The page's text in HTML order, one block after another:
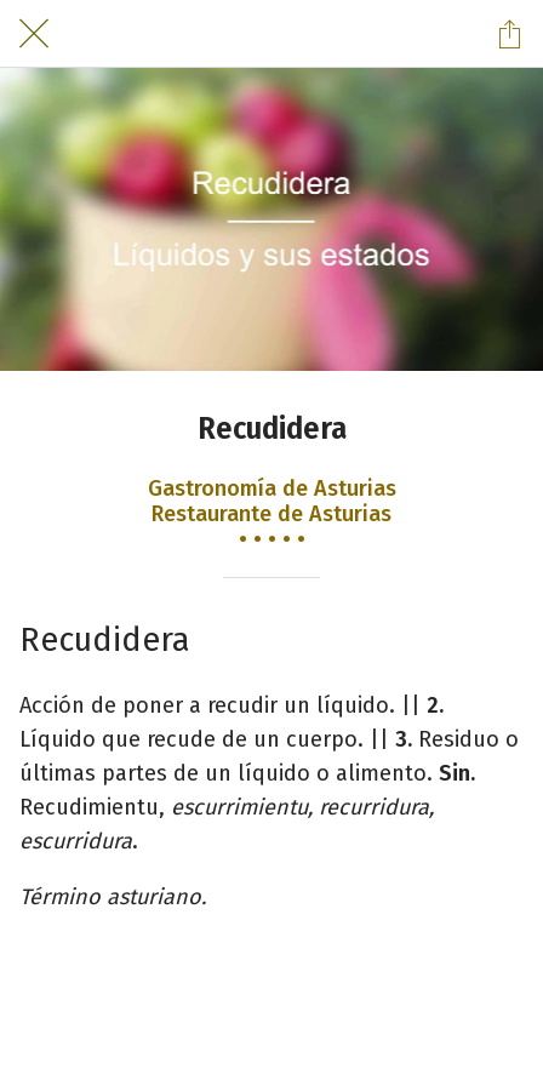
Recudidera
Gastronomía de Asturias
Restaurante de Asturias
• • • • •
Recudidera
Acción de poner a recudir un líquido. || 2.
Líquido que recude de un cuerpo. || 3. Residuo o
últimas partes de un líquido o alimento. Sin.
Recudimientu, escurrimientu, recurridura,
escurridura.
Término asturiano.